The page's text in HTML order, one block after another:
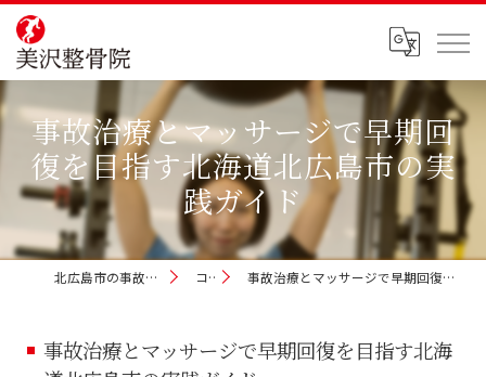
事故治療とマッサージで早期回
復を目指す北海道北広島市の実
践ガイド
北広島市の事故治療なら美沢整骨院 コラム 事故治療とマッサージで早期回復を目指す北海道北広島市の実践ガイド
事故治療とマッサージで早期回復を目指す北海